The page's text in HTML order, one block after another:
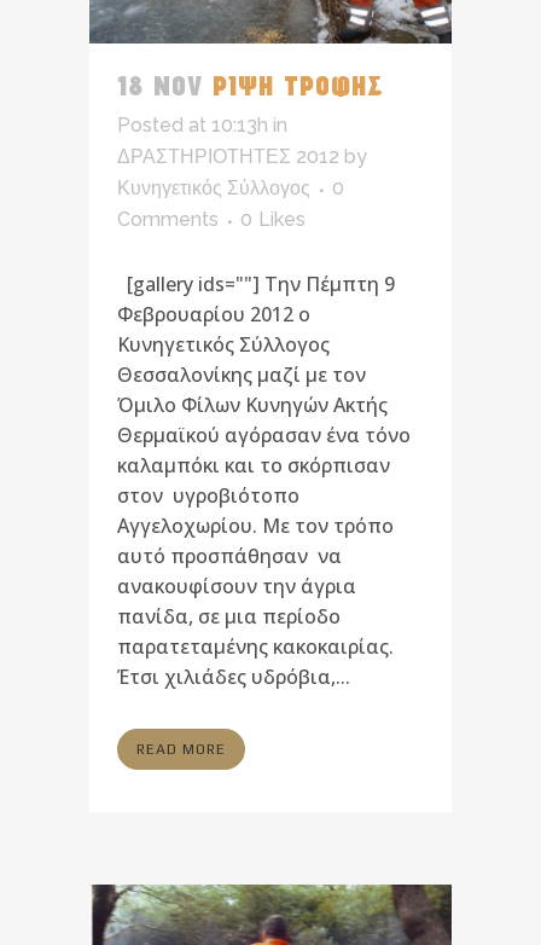
18 NOV ΡΙΨΗ ΤΡΟΦΗΣ
Posted at 10:13h in
ΔΡΑΣΤΗΡΙΟΤΗΤΕΣ 2012 by
Κυνηγετικός Σύλλογος
0
Comments
0 Likes
[gallery ids=""] Την Πέμπτη 9
Φεβρουαρίου 2012 ο
Κυνηγετικός Σύλλογος
Θεσσαλονίκης μαζί με τον
Όμιλο Φίλων Κυνηγών Ακτής
Θερμαϊκού αγόρασαν ένα τόνο
καλαμπόκι και το σκόρπισαν
στον υγροβιότοπο
Αγγελοχωρίου. Με τον τρόπο
αυτό προσπάθησαν να
ανακουφίσουν την άγρια
πανίδα, σε μια περίοδο
παρατεταμένης κακοκαιρίας.
Έτσι χιλιάδες υδρόβια,...
READ MORE